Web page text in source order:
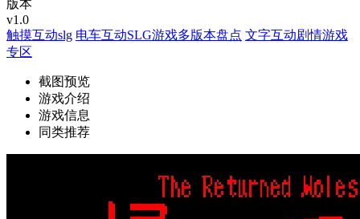
版本
v1.0
触摸互动slg 电车互动SLG游戏多版本盘点 文字互动剧情游戏
专区
截图预览
游戏介绍
游戏信息
同类推荐